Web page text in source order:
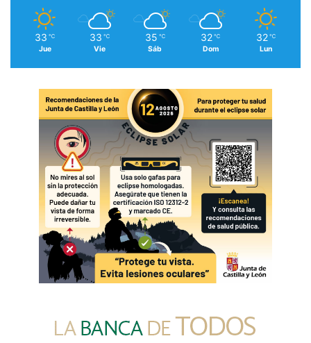
33 ℃
Jue
33 ℃
Vie
35 ℃
Sáb
32 ℃
Dom
32 ℃
Lun